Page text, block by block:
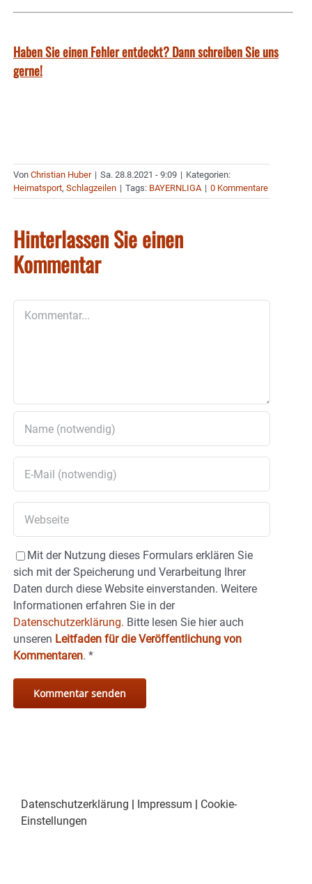
Haben Sie einen Fehler entdeckt? Dann schreiben Sie uns
gerne!
Von Christian Huber | Sa. 28.8.2021 - 9:09 | Kategorien:
Heimatsport, Schlagzeilen | Tags: BAYERNLIGA | 0 Kommentare
Hinterlassen Sie einen
Kommentar
Mit der Nutzung dieses Formulars erklären Sie
sich mit der Speicherung und Verarbeitung Ihrer
Daten durch diese Website einverstanden. Weitere
Informationen erfahren Sie in der
Datenschutzerklärung. Bitte lesen Sie hier auch
unseren Leitfaden für die Veröffentlichung von
Kommentaren. *
Datenschutzerklärung Impressum
Cookie-
Einstellungen